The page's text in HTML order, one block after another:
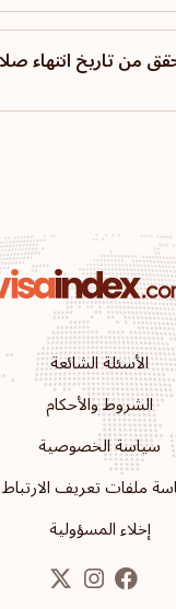
من تاريخ انتهاء
الأسئلة الشائعة
الشروط والأحكام
سياسة الخصوصية
ملفات تعريف الارتباط
إخلاء المسؤولية